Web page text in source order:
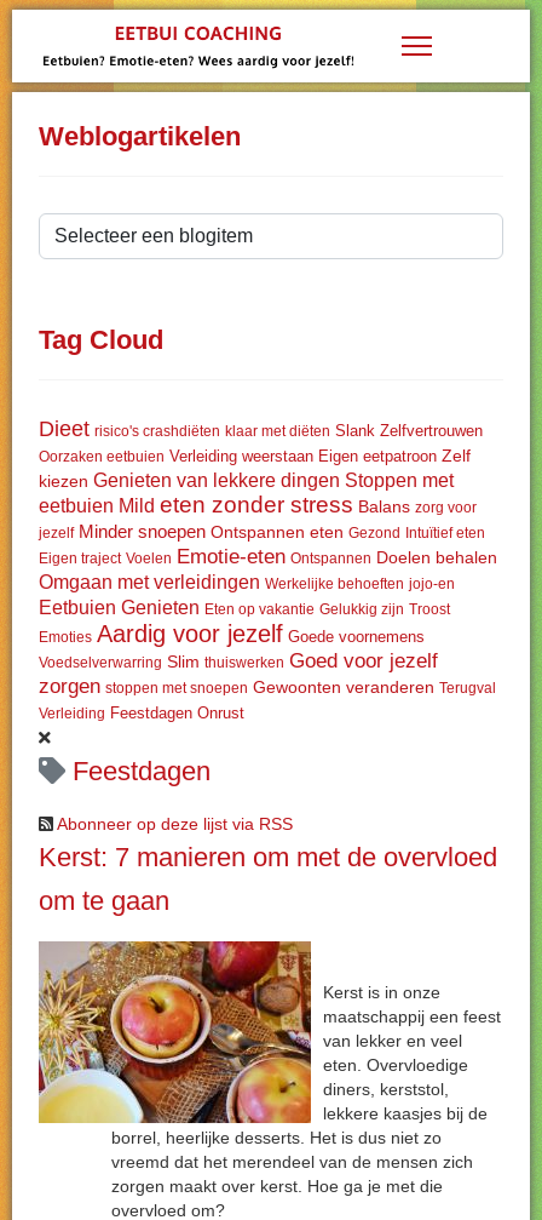
Weblogartikelen
Tag Cloud
Dieet risico's crashdiëten klaar met diëten Slank Zelfvertrouwen
Oorzaken eetbuien Verleiding weerstaan Eigen eetpatroon Zelf
kiezen Genieten van lekkere dingen Stoppen met
eetbuien Mild eten zonder stress Balans zorg voor
jezelf Minder snoepen Ontspannen eten Gezond
Intuïtief eten
Eigen traject Voelen Emotie-eten Ontspannen Doelen behalen
Omgaan met verleidingen Werkelijke behoeften jojo-en
Eetbuien Genieten Eten op vakantie Gelukkig zijn Troost
Emoties Aardig voor jezelf Goede voornemens
Voedselverwarring Slim thuiswerken Goed voor jezelf
zorgen stoppen met snoepen Gewoonten veranderen Terugval
Verleiding Feestdagen Onrust
Feestdagen
Abonneer op deze lijst via RSS
Kerst: 7 manieren om met de overvloed
om te gaan
Kerst is in onze
maatschappij een feest
van lekker en veel
eten. Overvloedige
diners, kerststol,
lekkere kaasjes bij de
borrel, heerlijke desserts. Het is dus niet zo
vreemd dat het merendeel van de mensen zich
zorgen maakt over kerst. Hoe ga je met die
overvloed om?